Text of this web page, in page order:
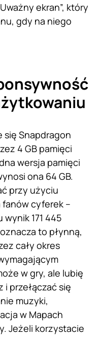
ekran”, który
gdy na niego
Snapdragon
4 GB pamięci
wersja pamięci
ona 64 GB.
przy użyciu
fanów cyferek –
wynik 171 445
to płynną,
cały okres
w gry, ale lubię
i przełączać się
muzyki,
w Mapach
Jeżeli korzystacie